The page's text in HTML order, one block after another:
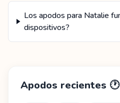
Los apodos para Natalie
dispositivos?
Apodos recientes 🕐